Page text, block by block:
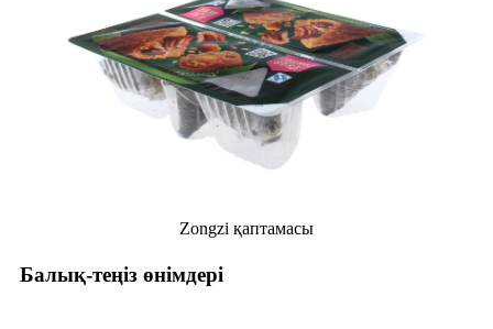
Zongzi қаптамасы
Балық-теңіз өнімдері